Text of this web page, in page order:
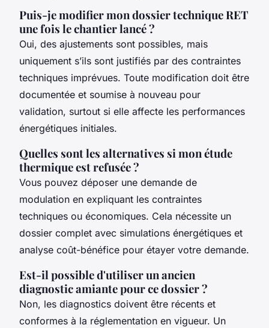
Puis-je modifier mon dossier technique RET
une fois le chantier lancé ?
Oui, des ajustements sont possibles, mais
uniquement s’ils sont justifiés par des contraintes
techniques imprévues. Toute modification doit être
documentée et soumise à nouveau pour
validation, surtout si elle affecte les performances
énergétiques initiales.
Quelles sont les alternatives si mon étude
thermique est refusée ?
Vous pouvez déposer une demande de
modulation en expliquant les contraintes
techniques ou économiques. Cela nécessite un
dossier complet avec simulations énergétiques et
analyse coût-bénéfice pour étayer votre demande.
Est-il possible d'utiliser un ancien
diagnostic amiante pour ce dossier ?
Non, les diagnostics doivent être récents et
conformes à la réglementation en vigueur. Un